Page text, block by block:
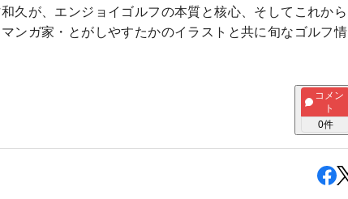
久が、エンジョイゴルフの本質と核心、そしてこれから
ンガ家・とがしやすたかのイラストと共に旬なゴルフ情
コメン
ト
0件